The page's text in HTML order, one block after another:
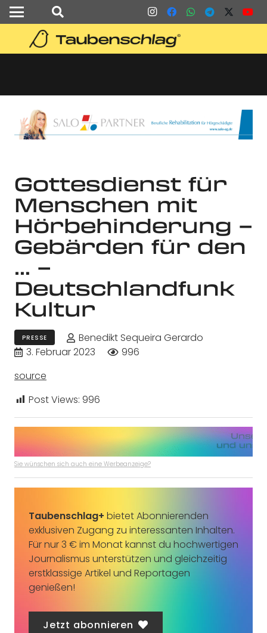
Gottesdienst für
Menschen mit
Hörbehinderung –
Gebärden für den
… –
Deutschlandfunk
Kultur
PRESSE
Benedikt Sequeira Gerardo
3. Februar 2023
996
source
Post Views: 996
Sie wünschen sich auch eine Werbeanzeige?
Taubenschlag+ bietet Abonnierenden
exklusiven Zugang zu interessanten Inhalten.
Für nur 3 € im Monat kannst du hochwertigen
Journalismus unterstützen und gleichzeitig
erstklassige Artikel und Reportagen
genießen!
Jetzt abonnieren